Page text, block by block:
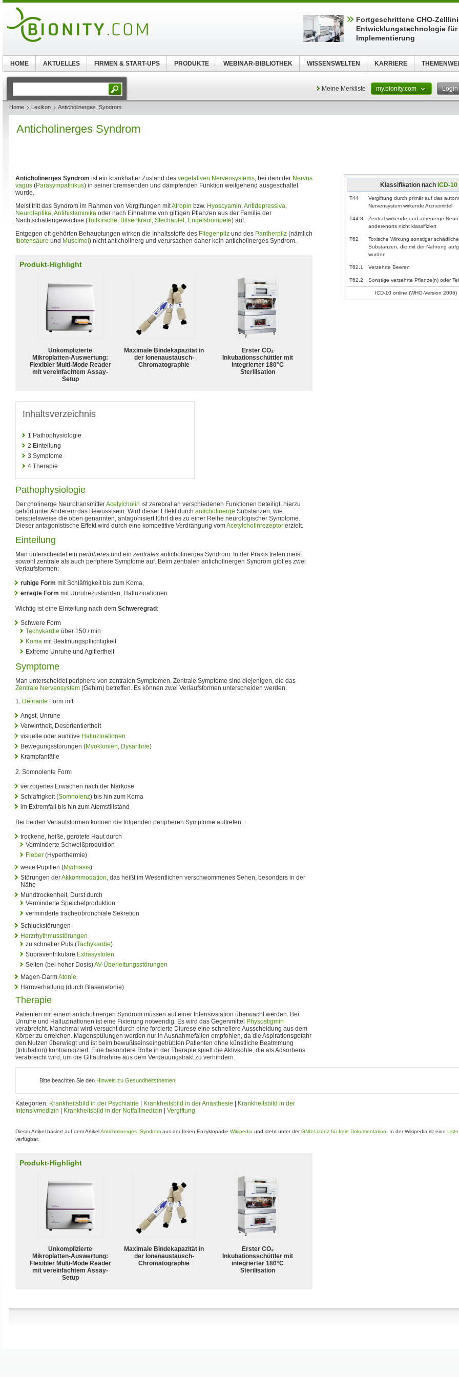
Meine Merkliste my.bionity.com Login
Home Lexikon Anticholinerges_Syndrom
Anticholinerges Syndrom
Klassifikation nach ICD-10
T44
Vergiftung durch primär auf das
Nervensystem wirkende Arzneimittel
T44.8
Zentral wirkende und adrenerge
anderenorts nicht klassifiziert
T62
Toxische Wirkung sonstiger
Substanzen, die mit der Nahrung
wurden
T62.1 Verzehrte Beeren
T62.2 Sonstige verzehrte Pflanze(n) oder
ICD-10 online (WHO-Version 2006)
Anticholinerges Syndrom ist ein krankhafter Zustand des vegetativen Nervensystems, bei dem der Nervus
vagus (Parasympathikus) in seiner bremsenden und dämpfenden Funktion weitgehend ausgeschaltet
wurde.
Meist tritt das Syndrom im Rahmen von Vergiftungen mitAtropin bzw. Hyoscyamin,Antidepressiva,
Neuroleptika,Antihistaminika oder nach Einnahme von giftigen Pflanzen aus der Familie der
Nachtschattengewächse (Tollkirsche, Bilsenkraut, Stechapfel , Engelstrompete) auf.
Entgegen oft gehörten Behauptungen wirken die Inhaltsstoffe des Fliegenpilz und des Pantherpilz (nämlich
Ibotensäure und Muscimol ) nicht anticholinerg und verursachen daher kein anticholinerges Syndrom.
Produkt-Highlight
Unkomplizierte
Mikroplatten-Auswertung:
Flexibler Multi-Mode Reader
mit vereinfachtem Assay-
Setup
Maximale Bindekapazität in
der Ionenaustausch-
Chromatographie
Erster CO₂
Inkubationsschüttler mit
integrierter 180°C
Sterilisation
Inhaltsverzeichnis
1 Pathophysiologie
2 Einteilung
3 Symptome
4 Therapie
Pathophysiologie
Der cholinerge NeurotransmitterAcetylcholin ist zerebral an verschiedenen Funktionen beteiligt, hierzu
gehört unter Anderem das Bewusstsein. Wird dieser Effekt durch anticholinerge Substanzen, wie
beispielsweise die oben genannten, antagonisiert führt dies zu einer Reihe neurologischer Symptome.
Dieser antagonistische Effekt wird durch eine kompetitive Verdrängung vomAcetylcholinrezeptor erzielt.
Einteilung
Man unterscheidet ein peripheres und ein zentrales anticholinerges Syndrom. In der Praxis treten meist
sowohl zentrale als auch periphere Symptome auf. Beim zentralen anticholinergen Syndrom gibt es zwei
Verlaufsformen:
ruhige Form mit Schläfrigkeit bis zum Koma,
erregte Form mit Unruhezuständen, Halluzinationen
Wichtig ist eine Einteilung nach dem Schweregrad :
Schwere Form
Tachykardie über 150 / min
Koma mit Beatmungspflichtigkeit
Extreme Unruhe und Agitiertheit
Symptome
Man unterscheidet periphere von zentralen Symptomen. Zentrale Symptome sind diejenigen, die das
Zentrale Nervensystem (Gehirn) betreffen. Es können zwei Verlaufsformen unterscheiden werden.
1. Delirante Form mit
Angst, Unruhe
Verwirrtheit, Desorientiertheit
visuelle oder auditive Halluzinationen
Bewegungsstörungen (Myoklonien, Dysarthrie)
Krampfanfälle
2. Somnolente Form
verzögertes Erwachen nach der Narkose
Schläfrigkeit (Somnolenz) bis hin zum Koma
im Extremfall bis hin zum Atemstillstand
Bei beiden Verlaufsformen können die folgenden peripheren Symptome auftreten:
trockene, heiße, gerötete Haut durch
Verminderte Schweißproduktion
Fieber (Hyperthermie)
weite Pupillen (Mydriasis)
Störungen derAkkommodation, das heißt im Wesentlichen verschwommenes Sehen, besonders in der
Nähe
Mundtrockenheit, Durst durch
Verminderte Speichelproduktion
verminderte tracheobronchiale Sekretion
Schluckstörungen
Herzrhythmusstörungen
zu schneller Puls (Tachykardie)
Supraventrikuläre Extrasystolen
Selten (bei hoher Dosis)AV-Überleitungsstörungen
Magen-DarmAtonie
Harnverhaltung (durch Blasenatonie)
Therapie
Patienten mit einem anticholinergen Syndrom müssen auf einer Intensivstation überwacht werden. Bei
Unruhe und Halluzinationen ist eine Fixierung notwendig. Es wird das Gegenmittel
Physostigmin
verabreicht. Manchmal wird versucht durch eine forcierte Diurese eine schnellere Ausscheidung aus dem
Körper zu erreichen. Magenspülungen werden nur in Ausnahmefällen empfohlen, da die Aspirationsgefahr
den Nutzen überwiegt und ist beim bewußtseinseingetrübten Patienten ohne künstliche Beatmmung
(Intubation) kontraindiziert. Eine besondere Rolle in der Therapie spielt die Aktivkohle, die als Adsorbens
verabreicht wird, um die Giftaufnahme aus dem Verdauungstrakt zu verhindern.
Bitte beachten Sie den Hinweis zu Gesundheitsthemen!
Kategorien: Krankheitsbild in der Psychiatrie Krankheitsbild in der Anästhesie
Krankheitsbild in der
Intensivmedizin
Krankheitsbild in der Notfallmedizin Vergiftung
Dieser Artikel basiert auf dem ArtikelAnticholinerges_Syndrom aus der freien Enzyklopädie Wikipedia und steht unter derGNU-Lizenz für freie Dokumentation . In der Wikipedia ist eine
verfügbar.
Produkt-Highlight
Unkomplizierte
Mikroplatten-Auswertung:
Flexibler Multi-Mode Reader
mit vereinfachtem Assay-
Setup
Maximale Bindekapazität in
der Ionenaustausch-
Chromatographie
Erster CO₂
Inkubationsschüttler mit
integrierter 180°C
Sterilisation
Fortgeschrittene CHO-
Entwicklungstechnologie für
Implementierung
HOME AKTUELLES FIRMEN & START-UPS PRODUKTE WEBINAR-BIBLIOTHEK WISSENSWELTEN KARRIERE